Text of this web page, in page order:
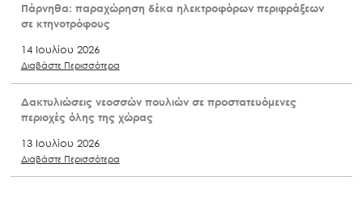
Πάρνηθα: παραχώρηση δέκα ηλεκτροφόρων περιφράξεων
σε κτηνοτρόφους
14 Ιουλίου 2026
Διαβάστε Περισσότερα
Δακτυλιώσεις νεοσσών πουλιών σε προστατευόμενες
περιοχές όλης της χώρας
13 Ιουλίου 2026
Διαβάστε Περισσότερα